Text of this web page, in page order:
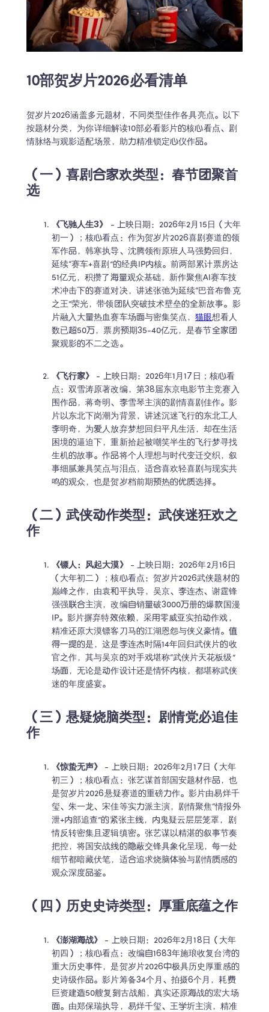
10部贺岁片2026必看清单
贺岁片2026涵盖多元题材，不同类型佳作各具亮点。以下
按题材分类，为你详细解读10部必看影片的核心看点、剧
情脉络与观影适配场景，助力精准锁定心仪作品。
（一）喜剧合家欢类型：春节团聚首
选
《飞驰人生3》
- 上映日期：2026年2月15日（大年
初一）；核心看点：作为贺岁片2026喜剧赛道的领
军作品，韩寒执导、沈腾领衔原班人马强势回归，
延续“赛车+喜剧”的经典IP内核。前两部累计票房达
51亿元，积攒了海量观众基础，新作聚焦AI赛车技
术冲击下的赛道对决，讲述张弛为延续“巴音布鲁克
之王”荣光，带领团队突破技术壁垒的全新故事。影
片融入大量热血赛车场面与密集笑点，猫眼想看人
数已超50万，票房预期35-40亿元，是春节全家团
聚观影的不二之选。
《飞行家》 - 上映日期：2026年1月17日；核心看
点：双雪涛原著改编，第38届东京电影节主竞赛入
围作品，蒋奇明、李雪琴主演的剧情喜剧佳作。影
片以东北下岗潮为背景，讲述沉迷飞行的东北工人
李明奇，为爱人放弃梦想回归平凡生活，却在生活
困境的逼迫下，重新拾起被嘲笑半生的飞行梦寻找
生机的故事。作品将个人理想与时代变迁交织，叙
事细腻兼具笑点与泪点，适合喜欢轻喜剧与现实共
鸣的观众，也是贺岁档前期预热的优质选择。
（二）武侠动作类型：武侠迷狂欢之
作
《镖人：风起大漠》
- 上映日期：2026年2月16日
（大年初二）；核心看点：贺岁片2026武侠题材的
巅峰之作，由袁和平执导，吴京、李连杰、谢霆锋
强强联合主演，改编自销量破3000万册的爆款国漫
IP。影片摒弃特效依赖，采用零威亚实拍动作戏，
精准还原大漠镖客刀马的江湖恩怨与侠义豪情。值
得一提的是，这是李连杰时隔14年回归武侠片的收
官之作，其与吴京的对手戏堪称“武侠片天花板级”
场面，无论是动作设计还是情怀内核，都堪称武侠
迷的年度盛宴。
（三）悬疑烧脑类型：剧情党必追佳
作
《惊蛰无声》
- 上映日期：2026年2月17日（大年
初三）；核心看点：张艺谋首部国安题材作品，也
是贺岁片2026悬疑赛道的重磅力作。影片由易烊千
玺、朱一龙、宋佳等实力派主演，剧情聚焦“情报外
泄+内部追查”的紧张主线，内鬼疑云层层笼罩，剧
情反转密集且逻辑缜密。张艺谋以精湛的叙事节奏
把控，将国安战线的隐蔽交锋具象化呈现，每一处
细节都暗藏伏笔，适合追求烧脑体验与剧情质感的
观众深度品鉴。
（四）历史史诗类型：厚重底蕴之作
《澎湖海战》
- 上映日期：2026年2月18日（大年
初四）；核心看点：改编自1683年施琅收复台湾的
重大历史事件，是贺岁片2026中极具历史厚重感的
史诗级作品。影片筹备34个月、拍摄6个月，耗费
巨资建造50艘复刻古战船，真实还原海战的宏大场
面。由郑保瑞执导，易烊千玺、王学圻主演，精准